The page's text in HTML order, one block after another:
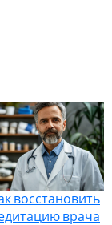
восстановить
врача